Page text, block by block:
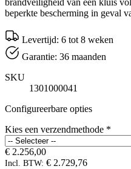
beperkte bescherming in geval
Levertijd: 6 tot 8 weken
Garantie: 36 maanden
SKU
1301000041
Configureerbare opties
Kies een verzendmethode *
€ 2.256,00
Incl. BTW: € 2.729,76